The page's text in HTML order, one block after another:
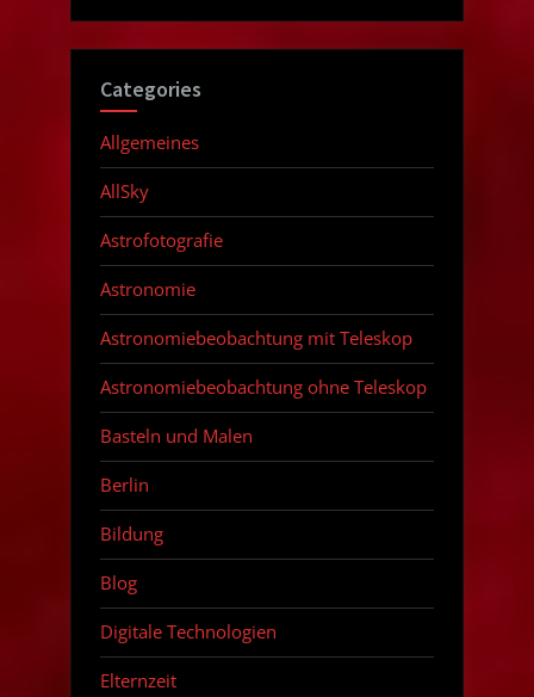
Categories
Allgemeines
AllSky
Astrofotografie
Astronomie
Astronomiebeobachtung mit Teleskop
Astronomiebeobachtung ohne Teleskop
Basteln und Malen
Berlin
Bildung
Blog
Digitale Technologien
Elternzeit